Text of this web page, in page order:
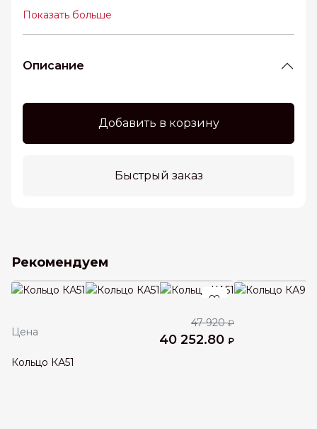
Показать больше
Описание
Добавить в корзину
Быстрый заказ
Рекомендуем
Цена
47 920₽
40 252.80 ₽
Кольцо КА51